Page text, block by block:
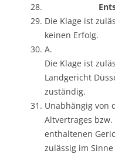
Die Klage ist
keinen Erfolg.
A.
Die Klage ist
Landgericht
zuständig.
Unabhängig von
Altvertrages bzw.
enthaltenen
zulässig im Sinne